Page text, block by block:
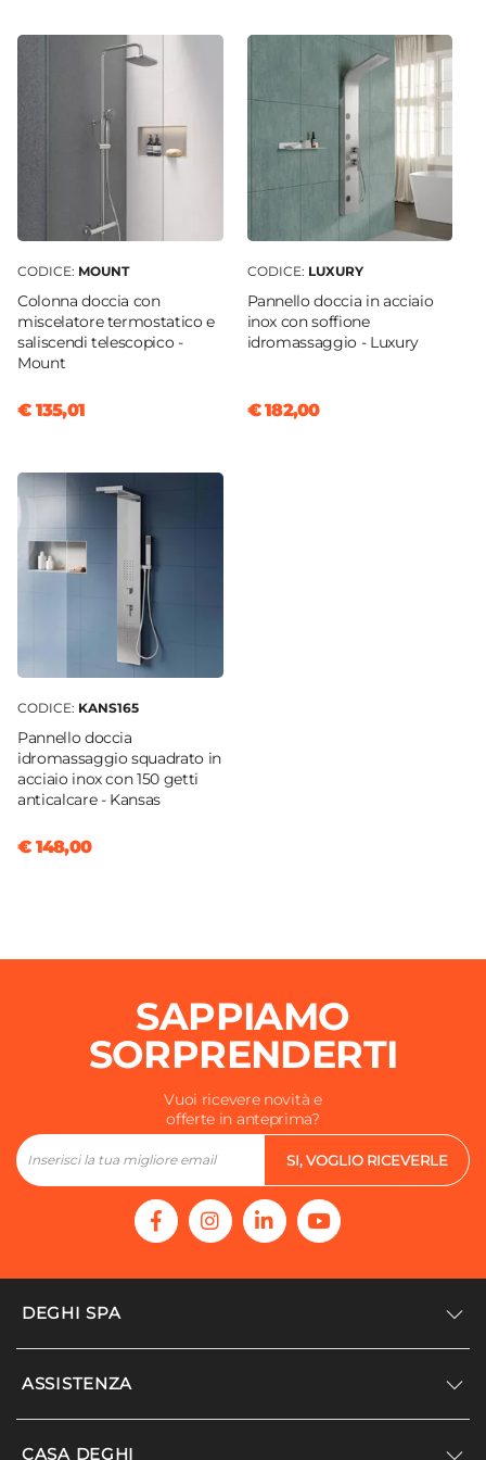
Sgancio Rapido
Si - Pulizia Facilitata
Maniglia
Colore Maniglie O Pomelli
Installazione
CODICE: MOUNT
Colonna doccia con
miscelatore termostatico e
saliscendi telescopico -
Mount
€ 135,01
CODICE: LUXURY
Pannello doccia in acciaio
inox con soffione
idromassaggio - Luxury
€ 182,00
CODICE: KANS165
Pannello doccia
idromassaggio squadrato in
acciaio inox con 150 getti
anticalcare - Kansas
€ 148,00
SAPPIAMO
SORPRENDERTI
Vuoi ricevere novità e
offerte in anteprima?
SI, VOGLIO RICEVERLE
DEGHI SPA
Accedi/Registrati
ASSISTENZA
Supporto
CASA DEGHI